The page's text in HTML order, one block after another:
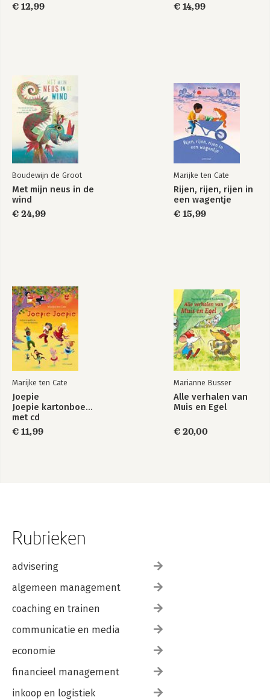
€ 12,99 € 14,99
Boudewijn de Groot
Met mijn neus in de
wind
€ 24,99
Marijke ten Cate
Rijen, rijen, rijen in
een wagentje
€ 15,99
Marijke ten Cate
Joepie
Joepie kartonboekje
met cd
€ 11,99
Marianne Busser
Alle verhalen van
Muis en Egel
€ 20,00
Rubrieken
advisering
algemeen management
coaching en trainen
communicatie en media
economie
financieel management
inkoop en logistiek